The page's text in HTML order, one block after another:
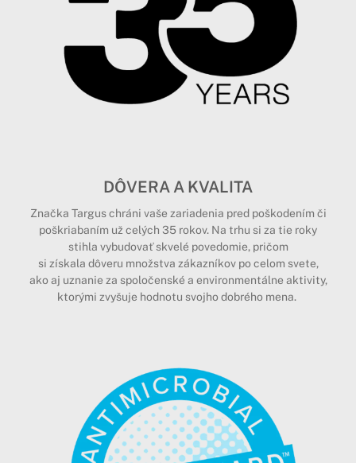
DÔVERA A KVALITA
Značka Targus chráni vaše zariadenia pred poškodením či
poškriabaním už celých 35 rokov. Na trhu si za tie roky
stihla vybudovať skvelé povedomie, pričom
si získala dôveru množstva zákazníkov po celom svete,
ako aj uznanie za spoločenské a environmentálne aktivity,
ktorými zvyšuje hodnotu svojho dobrého mena.